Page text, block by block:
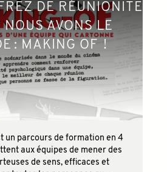
DE RÉUNIONITE
NOUS AVONS LE
: MAKING OF !
un parcours de formation en 4
aux équipes de mener des
de sens, efficaces et